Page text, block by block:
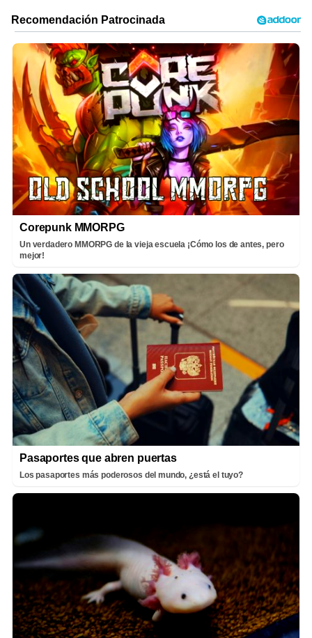
Corepunk MMORPG
Un verdadero MMORPG de la vieja escuela ¡Cómo los de antes, pero
mejor!
Pasaportes que abren puertas
Los pasaportes más poderosos del mundo, ¿está el tuyo?